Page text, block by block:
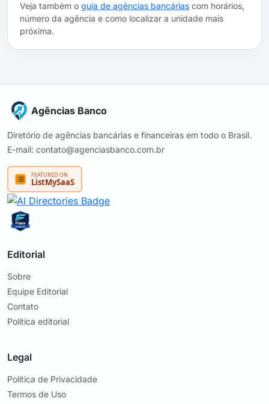
Veja também o guia de agências bancárias com horários,
número da agência e como localizar a unidade mais
próxima.
Agências Banco
Diretório de agências bancárias e financeiras em todo o Brasil.
E-mail: contato@agenciasbanco.com.br
Editorial
Sobre
Equipe Editorial
Contato
Política editorial
Legal
Política de Privacidade
Termos de Uso